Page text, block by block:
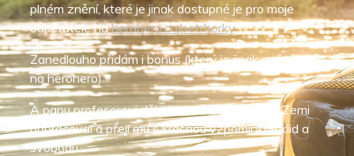
plném znění, které je jinak dostupné je pro moje
odběratele naherohero.co/petrhorky.
Zanedlouho přidám i bonus (který je jinak opět jen
na herohero)
A panu profesorovi děkuji za vše, co tady na Zemi
odpracoval a přeji mu s krásnou vzpomínkou klid a
svobodu…